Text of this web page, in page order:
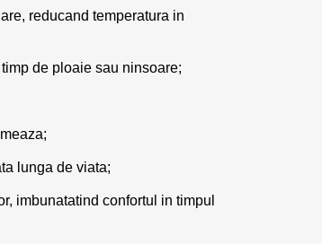
reducand temperatura in
de ploaie sau ninsoare;
lunga de viata;
imbunatatind confortul in timpul